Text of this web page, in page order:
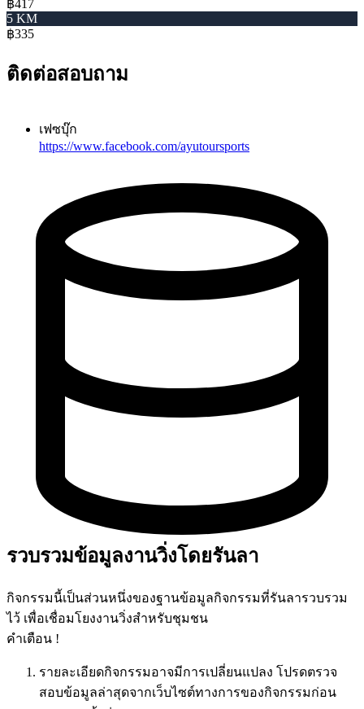
฿417
5 KM
฿335
ติดต่อสอบถาม
เฟซบุ๊ก
https://www.facebook.com/ayutoursports
รวบรวมข้อมูลงานวิ่งโดยรันลา
กิจกรรมนี้เป็นส่วนหนึ่งของฐานข้อมูลกิจกรรมที่รันลารวบรวม
ไว้ เพื่อเชื่อมโยงงานวิ่งสำหรับชุมชน
คำเตือน !
รายละเอียดกิจกรรมอาจมีการเปลี่ยนแปลง โปรดตรวจ
สอบข้อมูลล่าสุดจากเว็บไซต์ทางการของกิจกรรมก่อน